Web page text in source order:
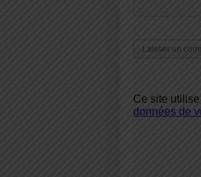
Ce site
données de